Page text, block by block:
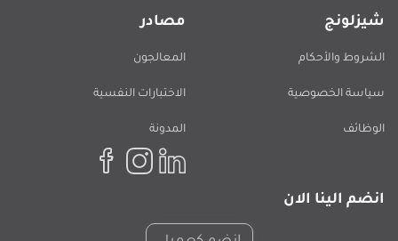
شيزلونج
الشروط والأحكام
سياسة الخصوصية
الوظائف
مصادر
المعالجون
الاختبارات النفسية
المدونة
انضم الينا الان